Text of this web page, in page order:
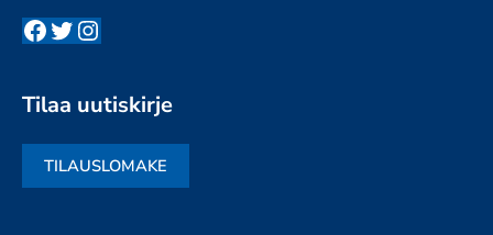
Facebook
Twitter
Instagram
Tilaa uutiskirje
TILAUSLOMAKE